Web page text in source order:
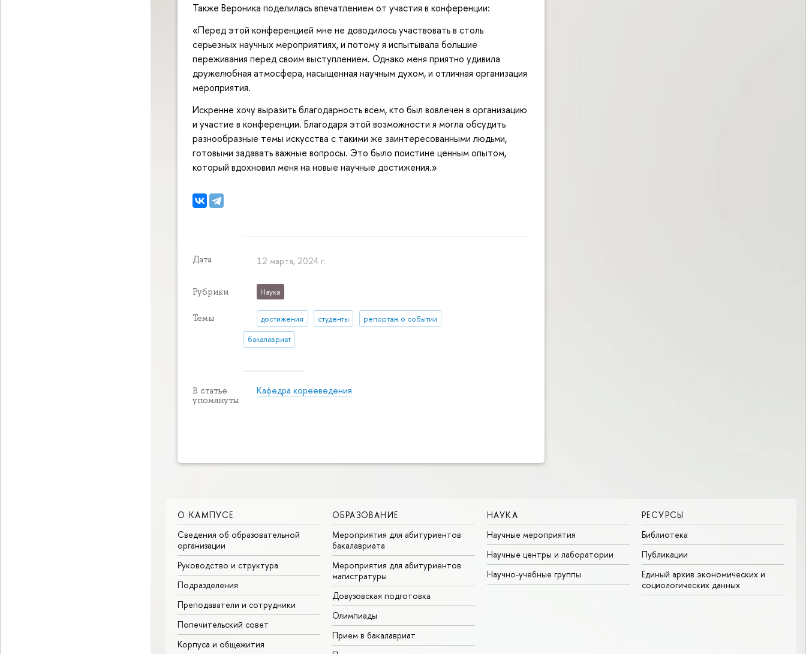
Также Вероника поделилась впечатлением от участия в конференции:
«Перед этой конференцией мне не доводилось участвовать в столь
серьезных научных мероприятиях, и потому я испытывала большие
переживания перед своим выступлением. Однако меня приятно удивила
дружелюбная атмосфера, насыщенная научным духом, и отличная организация
мероприятия.
Искренне хочу выразить благодарность всем, кто был вовлечен в организацию
и участие в конференции. Благодаря этой возможности я могла обсудить
разнообразные темы искусства с такими же заинтересованными людьми,
готовыми задавать важные вопросы. Это было поистине ценным опытом,
который вдохновил меня на новые научные достижения.»
Дата 12 марта, 2024 г.
Рубрики Наука
Темы достижения студенты репортаж о событии
бакалавриат
В статье
упомянуты
Кафедра корееведения
О КАМПУСЕ
Сведения об образовательной
организации
Руководство и структура
Подразделения
Преподаватели и сотрудники
Попечительский совет
Корпуса и общежития
ОБРАЗОВАНИЕ
Мероприятия для абитуриентов
бакалавриата
Мероприятия для абитуриентов
магистратуры
Довузовская подготовка
Олимпиады
Прием в бакалавриат
НАУКА
Научные мероприятия
Научные центры и лаборатории
Научно-учебные группы
РЕСУРСЫ
Библиотека
Публикации
Единый архив экономических и
социологических данных